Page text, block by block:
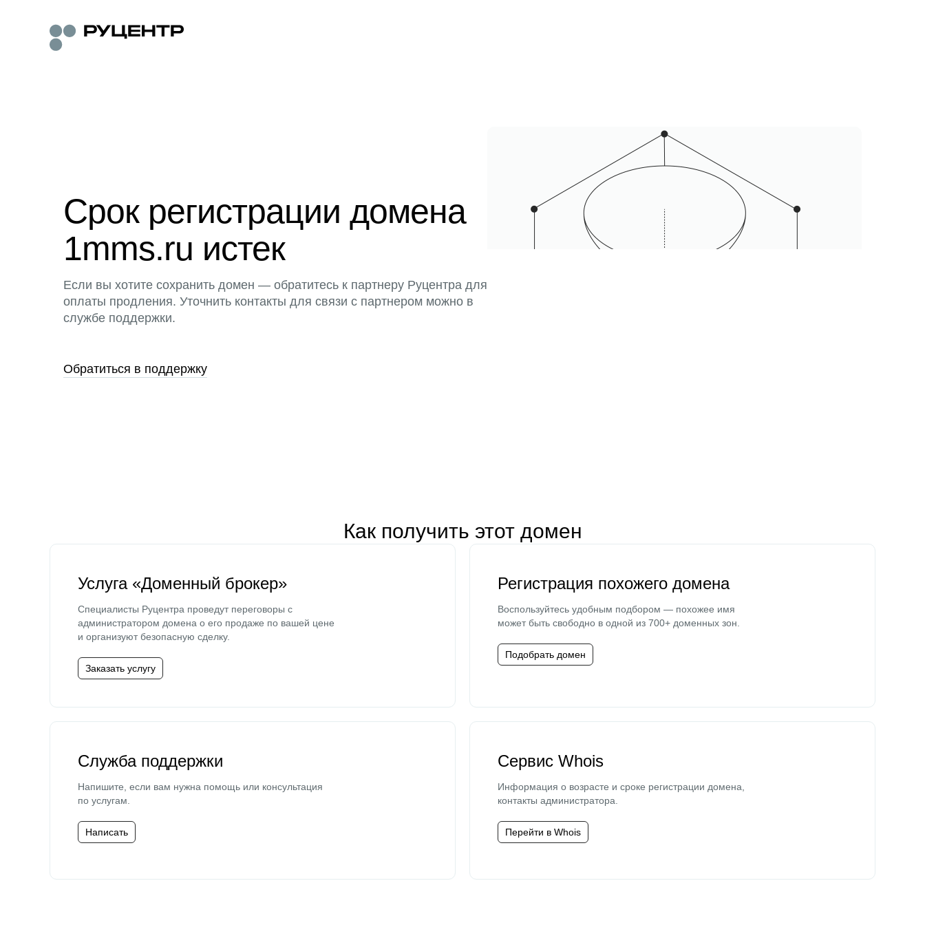
Срок регистрации домена
1mms.ru истек
Если вы хотите сохранить домен — обратитесь к партнеру Руцентра для
оплаты продления. Уточнить контакты для связи с партнером можно в
службе поддержки.
Обратиться в поддержку
Как получить этот домен
Услуга «Доменный брокер»
Специалисты Руцентра проведут переговоры с
администратором домена о его продаже по вашей цене
и организуют безопасную сделку.
Заказать услугу
Регистрация похожего домена
Воспользуйтесь удобным подбором — похожее имя
может быть свободно в одной из 700+ доменных зон.
Подобрать домен
Служба поддержки
Напишите, если вам нужна помощь или консультация
по услугам.
Написать
Сервис Whois
Информация о возрасте и сроке регистрации домена,
контакты администратора.
Перейти в Whois